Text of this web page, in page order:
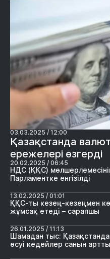
03.03.2025 / 12:00
Қазақстанда
ережелері өзгерді
20.02.2025 / 06:45
НДС (ҚҚС)
Парламентке енгізілді
13.02.2025 / 01:01
ҚҚС-ты кезең-кезеңмен
жұмсақ етеді – сарапшы
26.01.2025 / 11:13
Шамадан тыс:
өсуі кедейлер санын